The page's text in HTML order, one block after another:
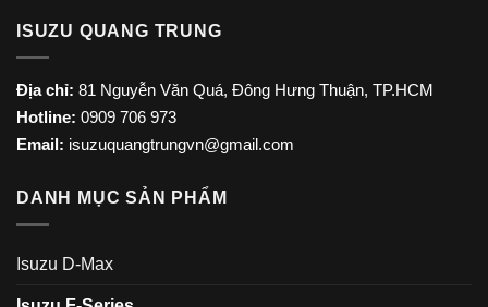
ISUZU QUANG TRUNG
Địa chỉ: 81 Nguyễn Văn Quá, Đông Hưng Thuận, TP.HCM
Hotline: 0909 706 973
Email: isuzuquangtrungvn@gmail.com
DANH MỤC SẢN PHẨM
Isuzu D-Max